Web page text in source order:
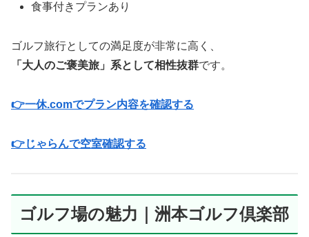
食事付きプランあり
ゴルフ旅行としての満足度が非常に高く、
「大人のご褒美旅」系として相性抜群です。
👉一休.comでプラン内容を確認する
👉じゃらんで空室確認する
ゴルフ場の魅力｜洲本ゴルフ倶楽部